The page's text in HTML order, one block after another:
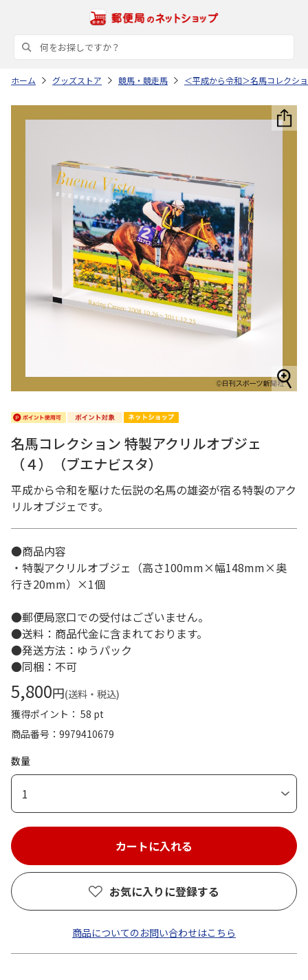
ホーム グッズストア 競馬・競走馬 ＜平成から令和＞名馬コレクシ
名馬コレクション 特製アクリルオブジェ
（４）（ブエナビスタ）
平成から令和を駆けた伝説の名馬の雄姿が宿る特製のアク
リルオブジェです。
●商品内容
・特製アクリルオブジェ（高さ100mm×幅148mm×奥
行き20mm）×1個
●郵便局窓口での受付はございません。
●送料：商品代金に含まれております。
●発送方法：ゆうパック
●同梱：不可
5,800円(送料・税込)
獲得ポイント： 58 pt
商品番号
9979410679
数量
1
お気に入りに登録する
商品についてのお問い合わせはこちら